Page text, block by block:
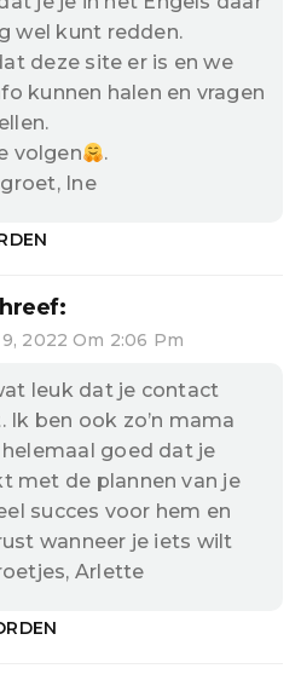
wel kunt redden.
deze site er is en we
kunnen halen en vragen
volgen
.
Ine
2022 Om 2:06 Pm
leuk dat je contact
Ik ben ook zo’n mama
goed dat je
met de plannen van je
succes voor hem en
wanneer je iets wilt
Arlette